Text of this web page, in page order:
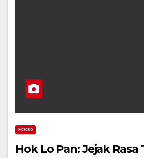
FOOD
Hok Lo Pan: Jejak Rasa